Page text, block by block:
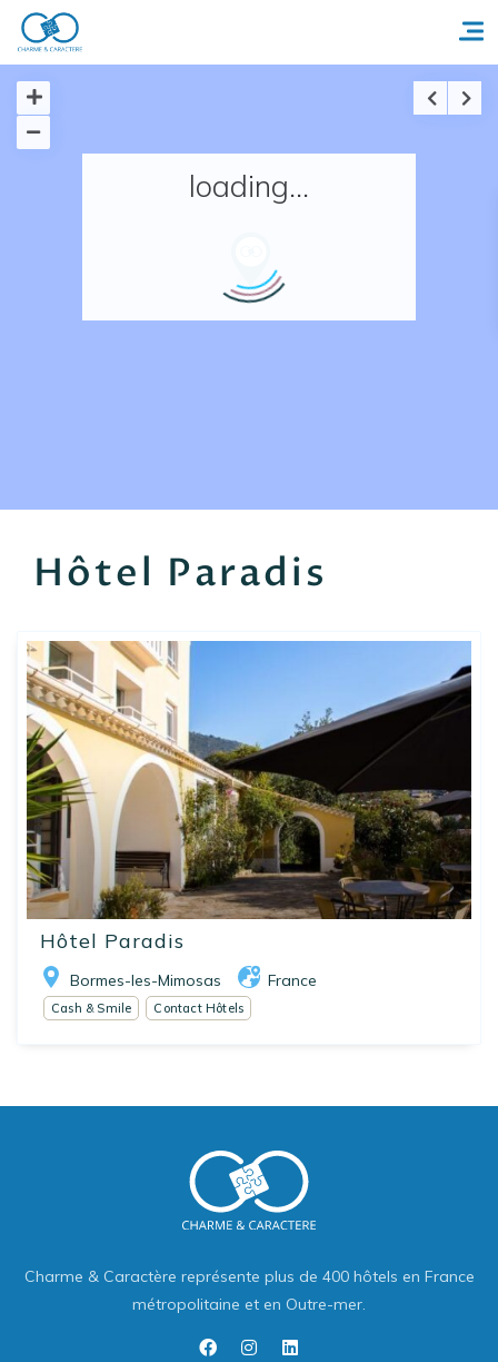
Accueil
loading...
Hôtel Paradis
Hôtel Paradis
Bormes-les-Mimosas France
Cash & Smile Contact Hôtels
Charme & Caractère représente plus de 400 hôtels en France
métropolitaine et en Outre-mer.